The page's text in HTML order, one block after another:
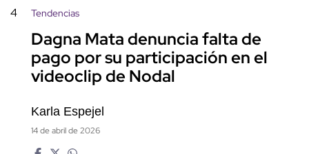
4 Tendencias
Dagna Mata denuncia falta de
pago por su participación en el
videoclip de Nodal
Karla Espejel
14 de abril de 2026